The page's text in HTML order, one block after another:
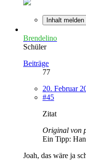
Inhalt melden
Brendelino
Schüler
Beiträge
77
20. Februar
#45
Zitat
Original von
Ein Tipp:
Joah, das wäre ja